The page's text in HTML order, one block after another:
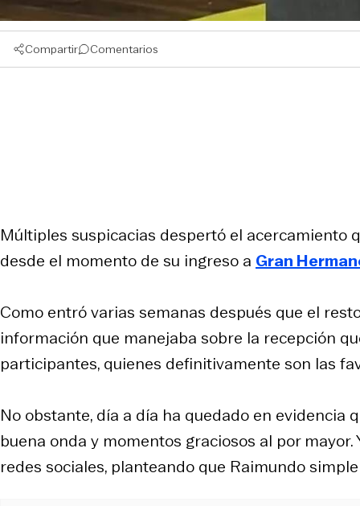
Compartir Comentarios
Múltiples suspicacias despertó el acercamiento
desde el momento de su ingreso a Gran
Como entró varias semanas después que el
información que manejaba sobre la recepción
participantes, quienes definitivamente son las
No obstante, día a día ha quedado en evidencia
buena onda y momentos graciosos al por
redes sociales, planteando que Raimundo